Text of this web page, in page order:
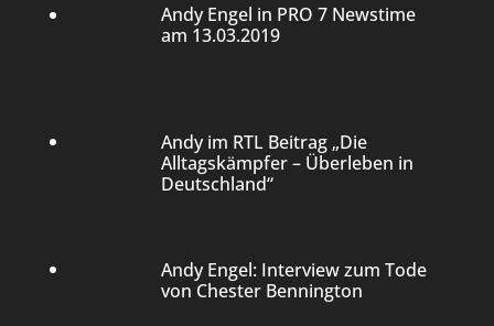
Andy Engel in PRO 7 Newstime
am 13.03.2019
Andy im RTL Beitrag „Die
Alltagskämpfer – Überleben in
Deutschland“
Andy Engel: Interview zum Tode
von Chester Bennington